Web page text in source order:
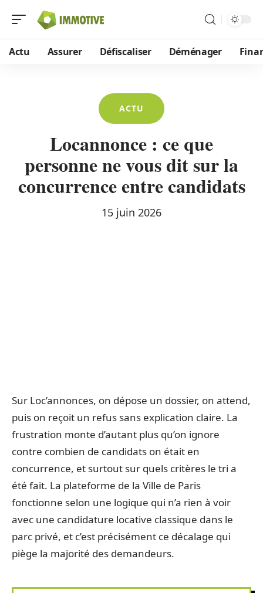
Actu Assurer Défiscaliser Déménager
ACTU
Locannonce : ce que
personne ne vous dit sur la
concurrence entre candidats
15 juin 2026
Sur Loc’annonces, on dépose un dossier, on attend,
puis on reçoit un refus sans explication claire. La
frustration monte d’autant plus qu’on ignore
contre combien de candidats on était en
concurrence, et surtout sur quels critères le tri a
été fait. La plateforme de la Ville de Paris
fonctionne selon une logique qui n’a rien à voir
avec une candidature locative classique dans le
parc privé, et c’est précisément ce décalage qui
piège la majorité des demandeurs.